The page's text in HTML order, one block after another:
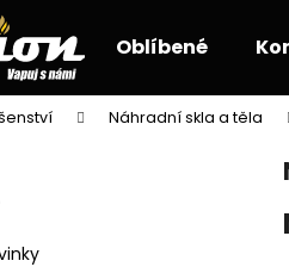
Oblíbené
Náhradní skla a těla